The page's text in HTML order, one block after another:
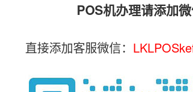
POS机办理请添加
直接添加客服微信：